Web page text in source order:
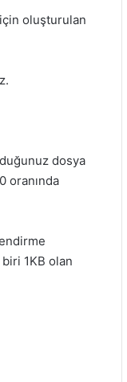
oluşturulan
dosya
oranında
1KB olan